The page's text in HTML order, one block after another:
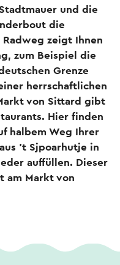
und die
die
zeigt Ihnen
zum Beispiel die
Grenze
herrschaftlichen
von Sittard gibt
Hier finden
halbem Weg Ihrer
't Sjpoarhutje in
auffüllen. Dieser
am Markt von